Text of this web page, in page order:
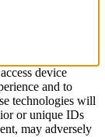
device
and to
technologies will
or unique IDs
may adversely